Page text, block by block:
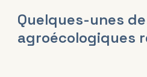
Quelques-unes
agroécologiques